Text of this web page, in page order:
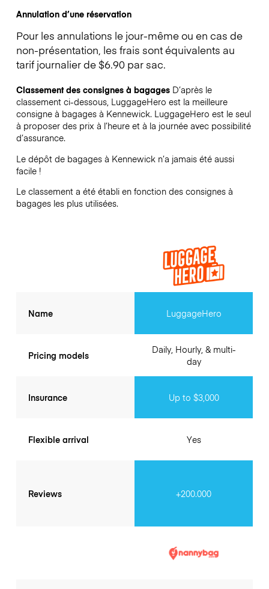
Annulation d’une réservation
Pour les annulations le jour-même ou en cas de
non-présentation, les frais sont équivalents au
tarif journalier de $6.90 par sac.
Classement des consignes à bagages D’après le
classement ci-dessous, LuggageHero est la meilleure
consigne à bagages à Kennewick. LuggageHero est le seul
à proposer des prix à l’heure et à la journée avec possibilité
d’assurance.
Le dépôt de bagages à Kennewickn’a jamais été aussi
facile !
Le classement a été établi en fonction des consignes à
bagages les plus utilisées.
Name
Pricing models
Insurance
Flexible arrival
Reviews
LuggageHero
Daily, Hourly, & multi-
day
Up to $3,000
Yes
+200.000